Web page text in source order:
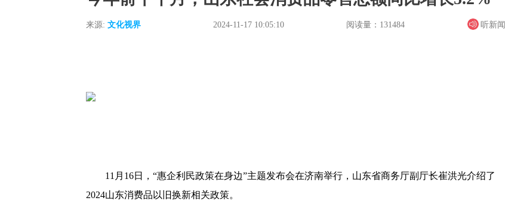
来源: 文化视界 2024-11-17 10:05:10 阅读量：131484 听新闻
11月16日，“惠企利民政策在身边”主题发布会在济南举行，山东省商务厅副厅长崔洪光介绍了
2024山东消费品以旧换新相关政策。